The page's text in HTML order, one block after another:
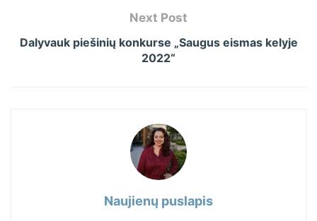
Next Post
Dalyvauk piešinių konkurse „Saugus eismas kelyje
2022“
Naujienų puslapis